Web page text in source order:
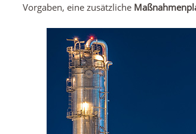
Vorgaben, eine zusätzliche